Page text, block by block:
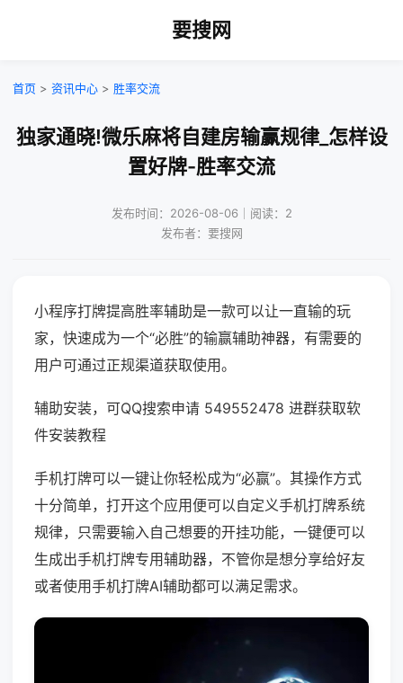
要搜网
首页 > 资讯中心 > 胜率交流
独家通晓!微乐麻将自建房输赢规律_怎样设
置好牌-胜率交流
发布时间：2026-08-06｜阅读：2
发布者：要搜网
小程序打牌提高胜率辅助是一款可以让一直输的玩
家，快速成为一个“必胜”的输赢辅助神器，有需要的
用户可通过正规渠道获取使用。
辅助安装，可QQ搜索申请 549552478 进群获取软
件安装教程
手机打牌可以一键让你轻松成为“必赢”。其操作方式
十分简单，打开这个应用便可以自定义手机打牌系统
规律，只需要输入自己想要的开挂功能，一键便可以
生成出手机打牌专用辅助器，不管你是想分享给好友
或者使用手机打牌AI辅助都可以满足需求。